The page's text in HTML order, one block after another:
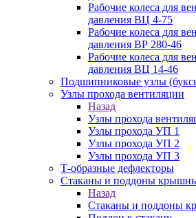
Рабочие колеса для
давления ВЦ 4-75
Рабочие колеса для
давления ВР 280-46
Рабочие колеса для
давления ВЦ 14-46
Подшипниковые узлы
Узлы прохода вентиляции
Назад
Узлы прохода
Узлы прохода УП 1
Узлы прохода УП 2
Узлы прохода УП 3
Т-образные дефлекторы
Стаканы и поддоны
Назад
Стаканы и поддоны